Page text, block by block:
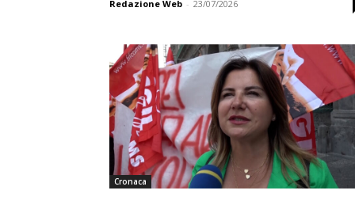
Redazione Web - 23/07/2026
Cronaca